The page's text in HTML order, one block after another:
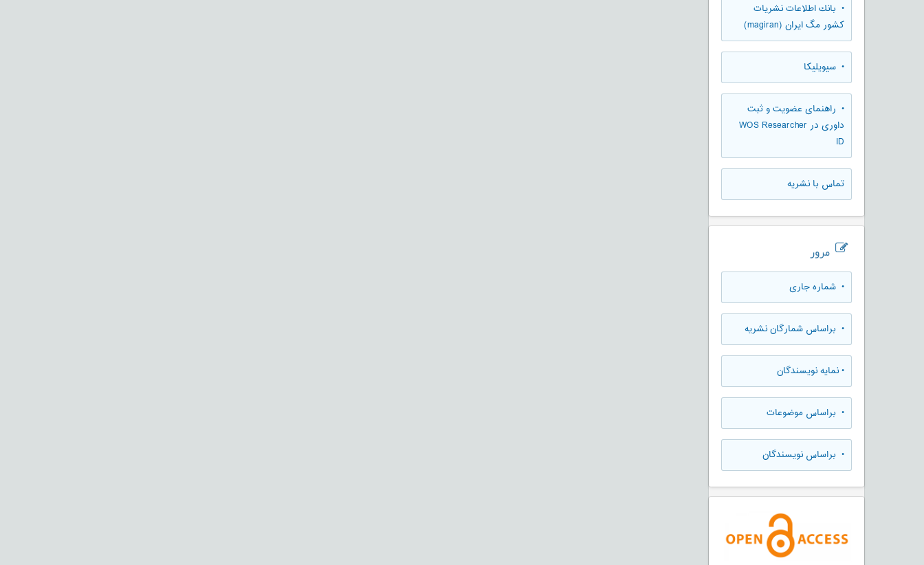
• بانك اطلاعات نشريات
كشور مگ ايران (magiran)
• سیویلیکا
• راهنمای عضویت و ثبت
داوری در WOS Researcher
ID
تماس با نشریه
مرور
• شماره جاری
• براساس شمارگان نشریه
•نمایه نویسندگان
• براساس موضوعات
• براساس نویسندگان